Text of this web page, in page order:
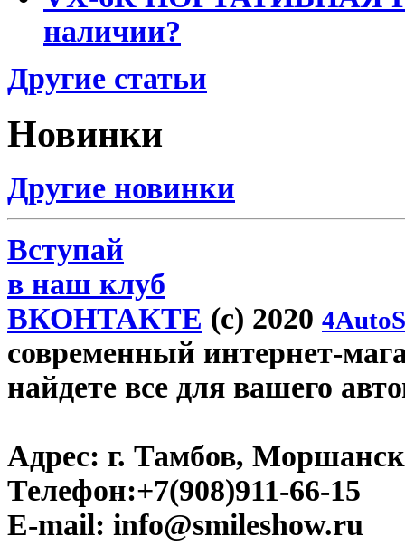
наличии?
Другие статьи
Новинки
Другие новинки
Вступай
в наш клуб
ВКОНТАКТЕ (c) 2020
современный интернет-
найдете все для вашего
Адрес: г. Тамбов,
Телефон:+7(908)911-66-15
E-mail: info@smileshow.ru